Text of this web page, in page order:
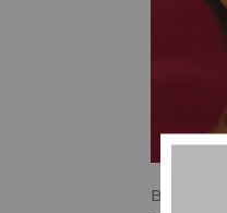
Bijoux et